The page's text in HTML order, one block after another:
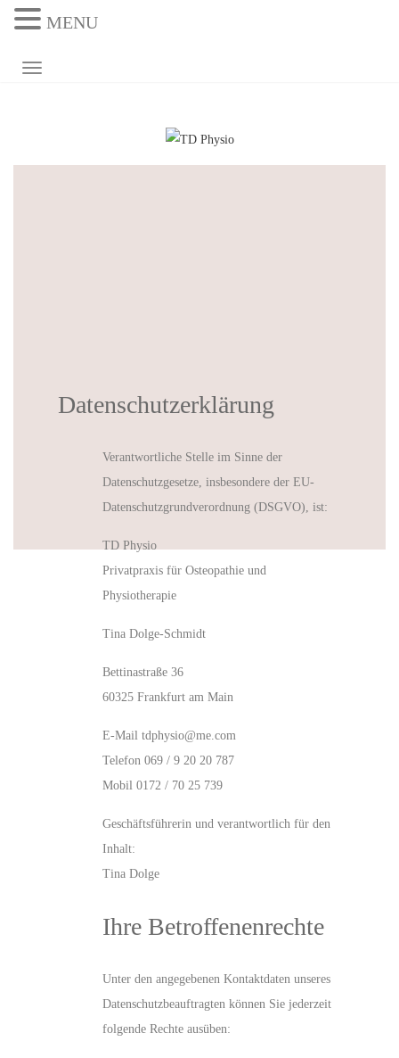
NAVIGATION UMSCHALTEN
Datenschutzerklärung
Verantwortliche Stelle im Sinne der
Datenschutzgesetze, insbesondere der EU-
Datenschutzgrundverordnung (DSGVO), ist:
TD Physio
Privatpraxis für Osteopathie und
Physiotherapie
Tina Dolge-Schmidt
Bettinastraße 36
60325 Frankfurt am Main
E-Mail tdphysio@me.com
Telefon 069 / 9 20 20 787
Mobil 0172 / 70 25 739
Geschäftsführerin und verantwortlich für den
Inhalt:
Tina Dolge
Ihre Betroffenenrechte
Unter den angegebenen Kontaktdaten unseres
Datenschutzbeauftragten können Sie jederzeit
folgende Rechte ausüben:
MENU